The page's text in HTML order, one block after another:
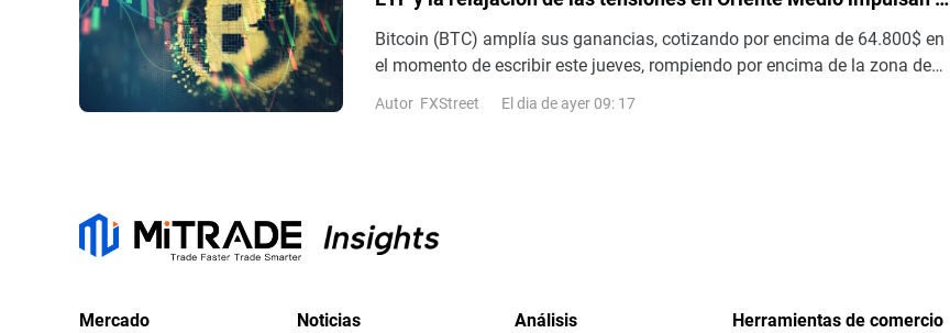
apetito por el riesgo
Bitcoin (BTC) amplía sus ganancias, cotizando por encima de 64.800$ en
el momento de escribir este jueves, rompiendo por encima de la zona de
resistencia clave. La demanda institucional respalda la acción del precio
del BTC, con los fondos cotizados en bolsa (ETF) al contado registrando
Autor FXStreet El dia de ayer 09: 17
Mercado Noticias Análisis Herramientas de comercio